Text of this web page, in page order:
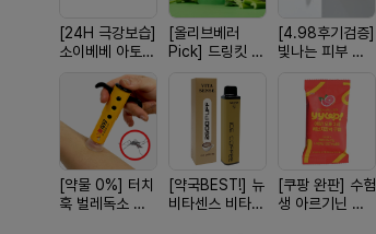
[24H 극강보습]
소이베베 아토
[올리브베러
Pick] 드링킷 건
[4.98후기검증]
빛나는 피부 오
[약물 0%] 터치
훅 벌레독소 흡
[약국BEST!] 뉴
비타센스 비타민
[쿠팡 완판] 수험
생 아르기닌 에